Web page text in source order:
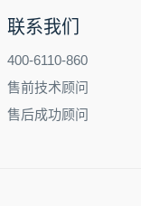
联系我们
400-6110-860
售前技术顾问
售后成功顾问